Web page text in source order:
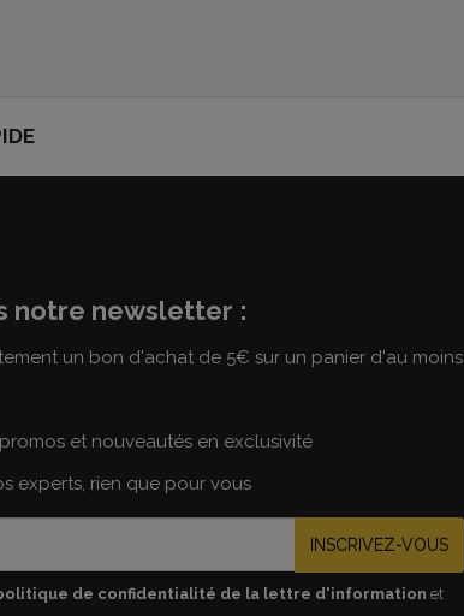
notre newsletter :
un bon d'achat de 5€ sur un panier d'au moins
et nouveautés en exclusivité
experts, rien que pour vous
INSCRIVEZ-VOUS
de confidentialité de la lettre d'information et